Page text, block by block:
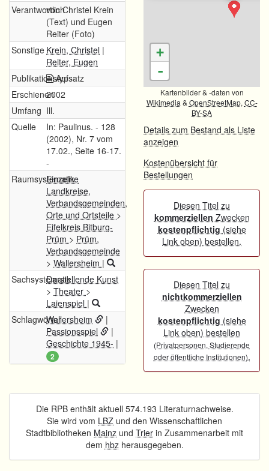
Verantwortlichvon Christel Krein
(Text) und Eugen
Reiter (Foto)
Sonstige Krein, Christel |
Reiter, Eugen
PublikationstypAufsatz
Erschienen2002
Umfang Ill.
Quelle
In: Paulinus. - 128
(2002), Nr. 7 vom
17.02., Seite 16-17.
-
Raumsystematik
Einzelne
Landkreise,
Verbandsgemeinden,
Orte und Ortsteile >
Eifelkreis Bitburg-
Prüm > Prüm,
Verbandsgemeinde
> Wallersheim |
SachsystematikDarstellende Kunst
> Theater >
Laienspiel |
SchlagwörterWallersheim
|
Passionsspiel
|
Geschichte 1945- |
2
+
-
Kartenbilder & -daten von
Wikimedia & OpenStreetMap, CC-
BY-SA
Details zum Bestand als Liste
anzeigen
Kostenübersicht für
Bestellungen
Diesen Titel zu
kommerziellen Zwecken
kostenpflichtig (siehe
Link oben) bestellen.
Diesen Titel zu
nichtkommerziellen
Zwecken
kostenpflichtig (siehe
Link oben) bestellen
(Privatpersonen, Studierende
oder öffentliche Institutionen).
Die RPB enthält aktuell 574.193 Literaturnachweise.
Sie wird vom LBZ und den Wissenschaftlichen
Stadtbibliotheken Mainz und Trier in Zusammenarbeit mit
dem hbzherausgegeben.